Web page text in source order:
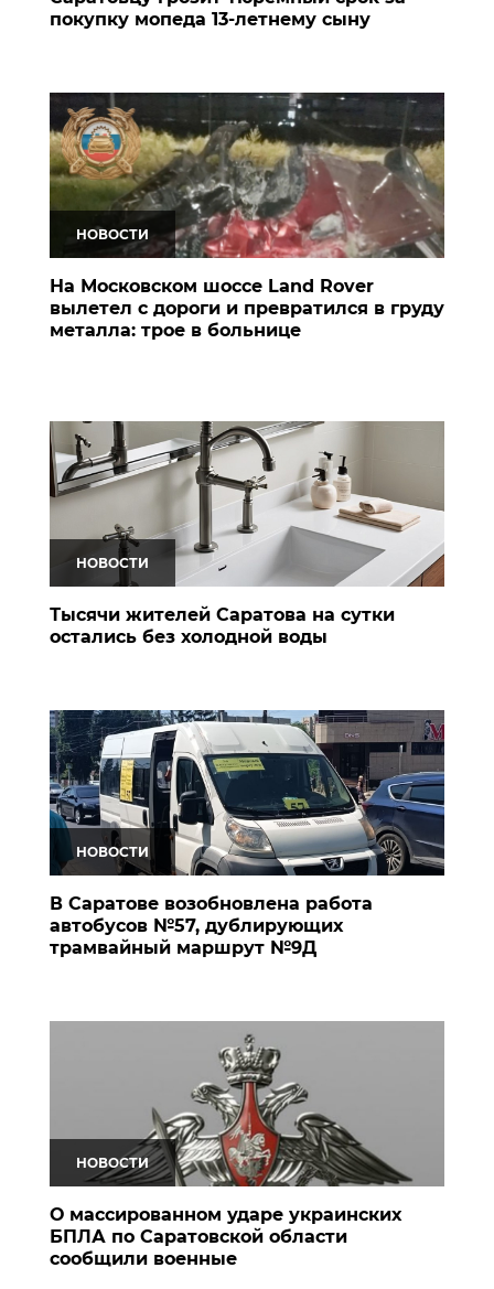
покупку мопеда 13-летнему сыну
НОВОСТИ
На Московском шоссе Land Rover
вылетел с дороги и превратился в груду
металла: трое в больнице
НОВОСТИ
Тысячи жителей Саратова на сутки
остались без холодной воды
НОВОСТИ
В Саратове возобновлена работа
автобусов №57, дублирующих
трамвайный маршрут №9Д
НОВОСТИ
О массированном ударе украинских
БПЛА по Саратовской области
сообщили военные